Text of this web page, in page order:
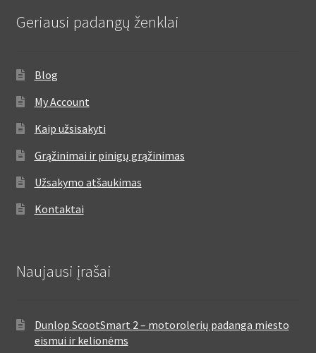
Geriausi padangų ženklai
Blog
My Account
Kaip užsisakyti
Grąžinimai ir pinigų grąžinimas
Užsakymo atšaukimas
Kontaktai
Naujausi įrašai
Dunlop ScootSmart 2 – motorolerių padanga miesto
eismui ir kelionėms